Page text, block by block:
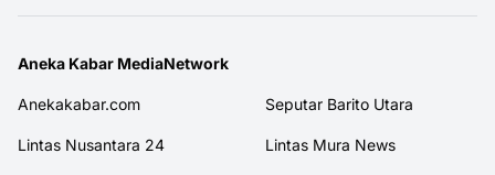
Aneka Kabar MediaNetwork
Anekakabar.com Seputar Barito Utara
Lintas Nusantara 24 Lintas Mura News